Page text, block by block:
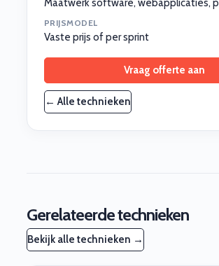
Maatwerk software, webapplicaties,
PRIJSMODEL
Vaste prijs of per sprint
Vraag offerte aan
← Alle technieken
Gerelateerde technieken
Bekijk alle technieken →